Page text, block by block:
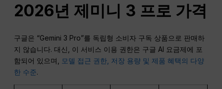
2026년 제미니 3 프로 가격
구글은 “Gemini 3 Pro”를 독립형 소비자 구독 상품으로 판매하
지 않습니다. 대신, 이 서비스 이용 권한은 구글 AI 요금제에 포
함되어 있으며, 모델 접근 권한, 저장 용량 및 제품 혜택의 다양
한 수준.